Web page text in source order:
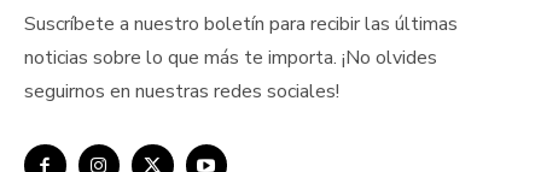
Suscríbete a nuestro boletín para recibir las últimas
noticias sobre lo que más te importa. ¡No olvides
seguirnos en nuestras redes sociales!